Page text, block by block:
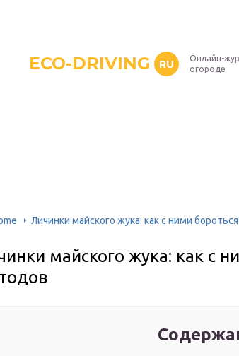
ECO-DRIVING RU
Онлайн-
огороде
Личинки майского жука: как с ними
майского жука: как с